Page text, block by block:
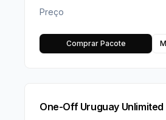
Preço
Comprar Pacote
One-Off Uruguay